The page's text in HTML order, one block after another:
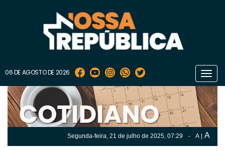
06 DE AGOSTO DE 2026
Segunda-feira, 21 de julho de 2025, 07:29 - A A